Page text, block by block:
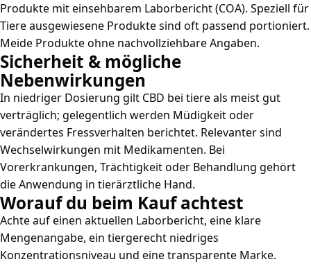
Produkte mit einsehbarem Laborbericht (COA). Speziell für
Tiere ausgewiesene Produkte sind oft passend portioniert.
Meide Produkte ohne nachvollziehbare Angaben.
Sicherheit & mögliche
Nebenwirkungen
In niedriger Dosierung gilt CBD bei tiere als meist gut
verträglich; gelegentlich werden Müdigkeit oder
verändertes Fressverhalten berichtet. Relevanter sind
Wechselwirkungen mit Medikamenten. Bei
Vorerkrankungen, Trächtigkeit oder Behandlung gehört
die Anwendung in tierärztliche Hand.
Worauf du beim Kauf achtest
Achte auf einen aktuellen Laborbericht, eine klare
Mengenangabe, ein tiergerecht niedriges
Konzentrationsniveau und eine transparente Marke.